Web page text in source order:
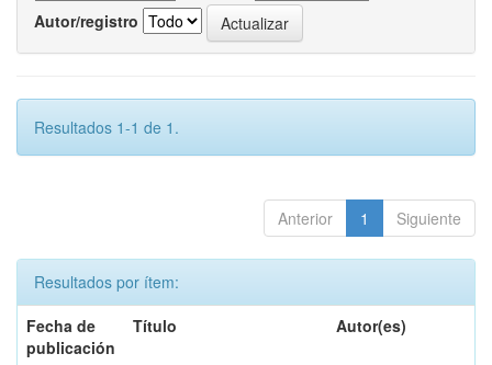
Autor/registro
Resultados 1-1 de 1.
Anterior 1 Siguiente
Resultados por ítem:
Fecha de
publicación
Título Autor(es)